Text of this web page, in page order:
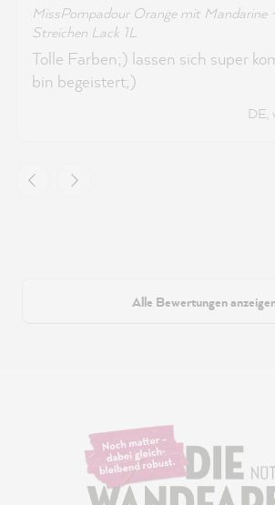
MissPompadour Orange mit Mandarine
Streichen Lack 1L
Tolle Farben;) lassen sich super
bin begeistert;)
DE,
Alle Bewertungen